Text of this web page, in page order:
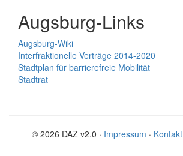
Augsburg-Links
Augsburg-Wiki
Interfraktionelle Verträge 2014-2020
Stadtplan für barrierefreie Mobilität
Stadtrat
© 2026 DAZ v2.0 · Impressum · Kontakt